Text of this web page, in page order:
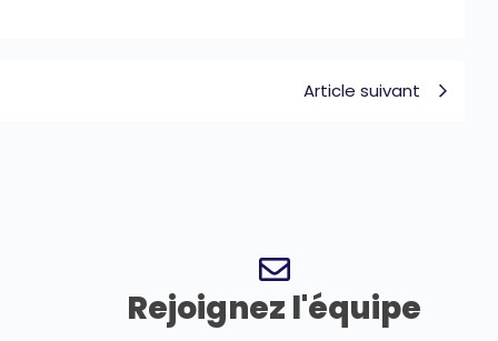
Article suivant
Rejoignez l'équipe